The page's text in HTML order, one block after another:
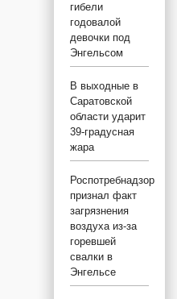
гибели
годовалой
девочки под
Энгельсом
В выходные в
Саратовской
области ударит
39-градусная
жара
Роспотребнадзор
признал факт
загрязнения
воздуха из-за
горевшей
свалки в
Энгельсе